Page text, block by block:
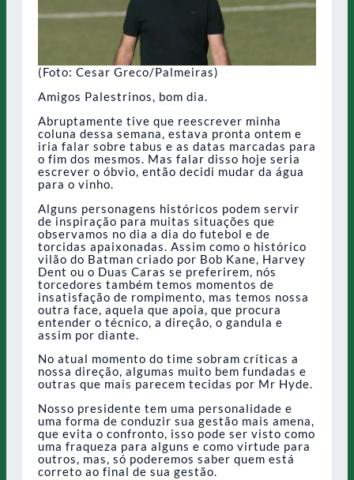
(Foto: Cesar Greco/Palmeiras)
Amigos Palestrinos, bom dia.
Abruptamente tive que reescrever minha
coluna dessa semana, estava pronta ontem e
iria falar sobre tabus e as datas marcadas para
o fim dos mesmos. Mas falar disso hoje seria
escrever o óbvio, então decidi mudar da água
para o vinho.
Alguns personagens históricos podem servir
de inspiração para muitas situações que
observamos no dia a dia do futebol e de
torcidas apaixonadas. Assim como o histórico
vilão do Batman criado por Bob Kane, Harvey
Dent ou o Duas Caras se preferirem, nós
torcedores também temos momentos de
insatisfação de rompimento, mas temos nossa
outra face, aquela que apoia, que procura
entender o técnico, a direção, o gandula e
assim por diante.
No atual momento do time sobram críticas a
nossa direção, algumas muito bem fundadas e
outras que mais parecem tecidas por Mr Hyde.
Nosso presidente tem uma personalidade e
uma forma de conduzir sua gestão mais amena,
que evita o confronto, isso pode ser visto como
uma fraqueza para alguns e como virtude para
outros, mas, só poderemos saber quem está
correto ao final de sua gestão.